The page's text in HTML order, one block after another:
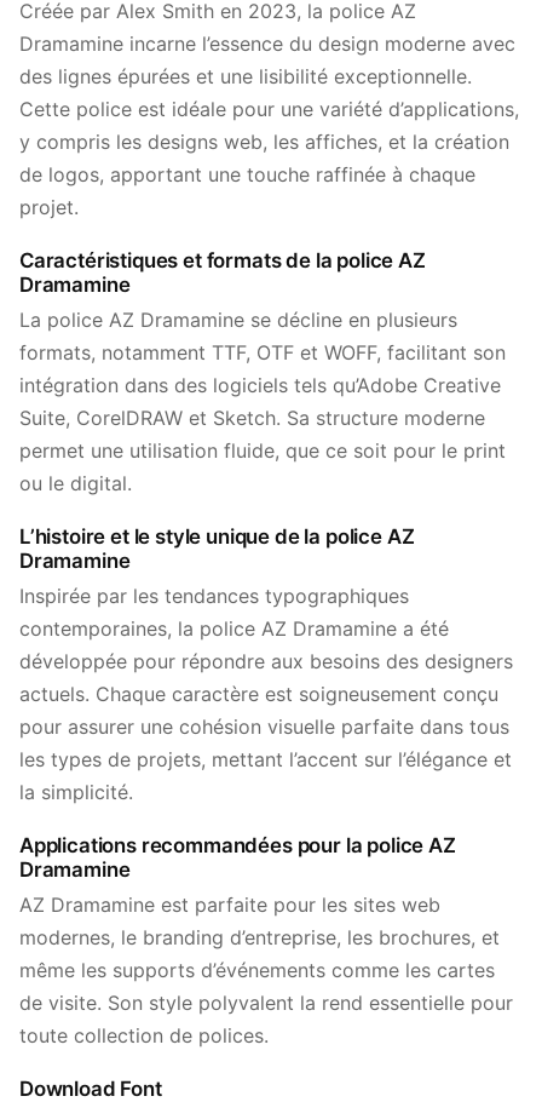
Créée par Alex Smith en 2023, la police AZ
Dramamine incarne l’essence du design moderne avec
des lignes épurées et une lisibilité exceptionnelle.
Cette police est idéale pour une variété d’applications,
y compris les designs web, les affiches, et la création
de logos, apportant une touche raffinée à chaque
projet.
Caractéristiques et formats de la police AZ
Dramamine
La police AZ Dramamine se décline en plusieurs
formats, notamment TTF, OTF et WOFF, facilitant son
intégration dans des logiciels tels qu’Adobe Creative
Suite, CorelDRAW et Sketch. Sa structure moderne
permet une utilisation fluide, que ce soit pour le print
ou le digital.
L’histoire et le style unique de la police AZ
Dramamine
Inspirée par les tendances typographiques
contemporaines, la police AZ Dramamine a été
développée pour répondre aux besoins des designers
actuels. Chaque caractère est soigneusement conçu
pour assurer une cohésion visuelle parfaite dans tous
les types de projets, mettant l’accent sur l’élégance et
la simplicité.
Applications recommandées pour la police AZ
Dramamine
AZ Dramamine est parfaite pour les sites web
modernes, le branding d’entreprise, les brochures, et
même les supports d’événements comme les cartes
de visite. Son style polyvalent la rend essentielle pour
toute collection de polices.
Download Font